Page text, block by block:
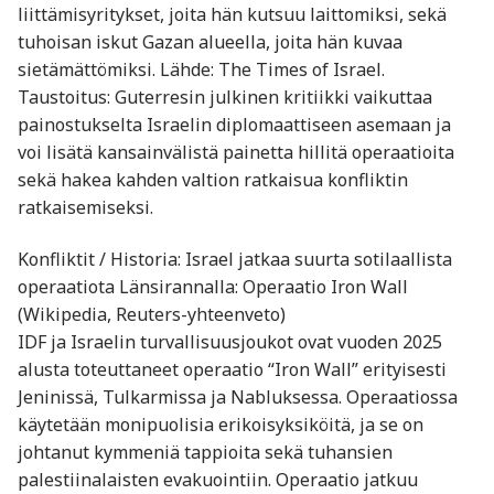
liittämisyritykset, joita hän kutsuu laittomiksi, sekä
tuhoisan iskut Gazan alueella, joita hän kuvaa
sietämättömiksi. Lähde: The Times of Israel.
Taustoitus: Guterresin julkinen kritiikki vaikuttaa
painostukselta Israelin diplomaattiseen asemaan ja
voi lisätä kansainvälistä painetta hillitä operaatioita
sekä hakea kahden valtion ratkaisua konfliktin
ratkaisemiseksi.
Konfliktit / Historia: Israel jatkaa suurta sotilaallista
operaatiota Länsirannalla: Operaatio Iron Wall
(Wikipedia, Reuters-yhteenveto)
IDF ja Israelin turvallisuusjoukot ovat vuoden 2025
alusta toteuttaneet operaatio “Iron Wall” erityisesti
Jeninissä, Tulkarmissa ja Nabluksessa. Operaatiossa
käytetään monipuolisia erikoisyksiköitä, ja se on
johtanut kymmeniä tappioita sekä tuhansien
palestiinalaisten evakuointiin. Operaatio jatkuu